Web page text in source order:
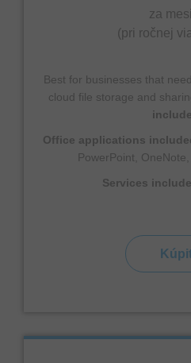
za
(pri ročnej
Best for businesses that
cloud file storage and
Office applications
PowerPoint,
Services